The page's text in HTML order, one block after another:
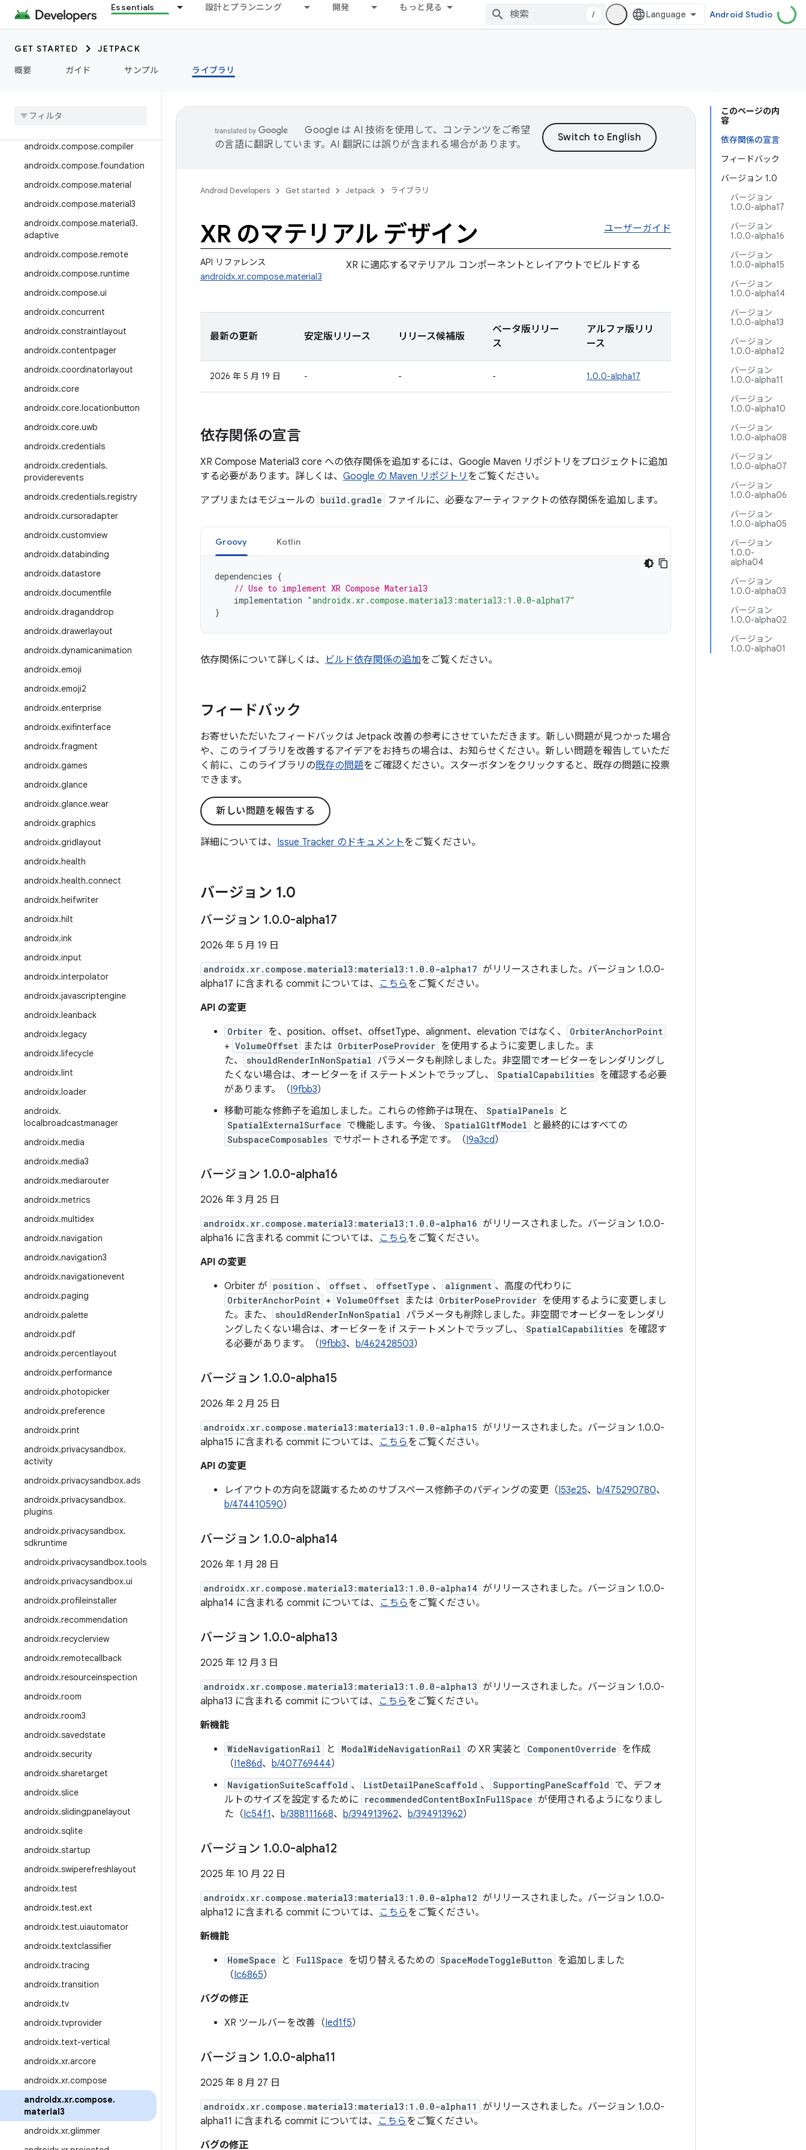
Essentials 設計とプランニング 開発 もっと見る
/ Android Studio
GET STARTED
JETPACK
概要
ガイド サンプル ライブラリ
androidx.camera.viewfinder
androidx.car
androidx.car.app
androidx.cardview
androidx.compose.compiler
androidx.compose.foundation
androidx.compose.material
androidx.compose.material3
androidx.compose.material3.
adaptive
androidx.compose.remote
androidx.compose.runtime
androidx.compose.ui
androidx.concurrent
androidx.constraintlayout
androidx.contentpager
androidx.coordinatorlayout
androidx.core
androidx.core.locationbutton
androidx.core.uwb
androidx.credentials
androidx.credentials.
providerevents
androidx.credentials.registry
androidx.cursoradapter
androidx.customview
androidx.databinding
androidx.datastore
androidx.documentfile
androidx.draganddrop
androidx.drawerlayout
androidx.dynamicanimation
androidx.emoji
androidx.emoji2
androidx.enterprise
androidx.exifinterface
androidx.fragment
androidx.games
androidx.glance
androidx.glance.wear
androidx.graphics
androidx.gridlayout
androidx.health
androidx.health.connect
androidx.heifwriter
androidx.hilt
androidx.ink
androidx.input
androidx.interpolator
androidx.javascriptengine
androidx.leanback
androidx.legacy
androidx.lifecycle
androidx.lint
androidx.loader
androidx.
localbroadcastmanager
androidx.media
androidx.media3
androidx.mediarouter
androidx.metrics
androidx.multidex
androidx.navigation
androidx.navigation3
androidx.navigationevent
androidx.paging
androidx.palette
androidx.pdf
androidx.percentlayout
androidx.performance
androidx.photopicker
androidx.preference
androidx.print
androidx.privacysandbox.
activity
androidx.privacysandbox.ads
androidx.privacysandbox.
plugins
androidx.privacysandbox.
sdkruntime
androidx.privacysandbox.tools
androidx.privacysandbox.ui
androidx.profileinstaller
androidx.recommendation
androidx.recyclerview
androidx.remotecallback
androidx.resourceinspection
androidx.room
androidx.room3
androidx.savedstate
androidx.security
androidx.sharetarget
androidx.slice
androidx.slidingpanelayout
androidx.sqlite
androidx.startup
androidx.swiperefreshlayout
androidx.test
androidx.test.ext
androidx.test.uiautomator
androidx.textclassifier
androidx.tracing
androidx.transition
androidx.tv
androidx.tvprovider
androidx.text-vertical
androidx.xr.arcore
androidx.xr.compose
androidx.xr.compose.
material3
androidx.xr.glimmer
このページの内
容
依存関係の宣言
フィードバック
バージョン 1.0
バージョン
1.0.0-alpha17
バージョン
1.0.0-alpha16
バージョン
1.0.0-alpha15
バージョン
1.0.0-alpha14
バージョン
1.0.0-alpha13
バージョン
1.0.0-alpha12
バージョン
1.0.0-alpha11
バージョン
1.0.0-alpha10
バージョン
1.0.0-alpha08
バージョン
1.0.0-alpha07
バージョン
1.0.0-alpha06
バージョン
1.0.0-alpha05
バージョン
1.0.0-
alpha04
バージョン
1.0.0-alpha03
バージョン
1.0.0-alpha02
バージョン
1.0.0-alpha01
Google は AI 技術を使用して、コンテンツをご希望
の言語に翻訳しています。AI 翻訳には誤りが含まれる場合があります。
Android Developers Get started Jetpack ライブラリ
XR のマテリアル デザイン ユーザーガイド
API リファレンス
androidx.xr.compose.material3
XR に適応するマテリアル コンポーネントとレイアウトでビルドする
最新の更新 安定版リリース リリース候補版
ベータ版リリー
ス
アルファ版リリ
ース
2026 年 5 月 19 日 - - - 1.0.0-alpha17
依存関係の宣言
XR Compose Material3 core への依存関係を追加するには、Google Maven リポジトリをプロジェクトに追加
する必要があります。詳しくは、 Google の Maven リポジトリ をご覧ください。
アプリまたはモジュールの build.gradle ファイルに、必要なアーティファクトの依存関係を追加します。
Groovy Kotlin
dependencies {
// Use to implement XR Compose Material3
implementation "androidx.xr.compose.material3:material3:1.0.0-alpha17"
}
依存関係について詳しくは、 ビルド依存関係の追加をご覧ください。
フィードバック
お寄せいただいたフィードバックは Jetpack 改善の参考にさせていただきます。新しい問題が見つかった場合
や、このライブラリを改善するアイデアをお持ちの場合は、お知らせください。新しい問題を報告していただ
く前に、このライブラリの既存の問題をご確認ください。スターボタンをクリックすると、既存の問題に投票
できます。
新しい問題を報告する
詳細については、 Issue Tracker のドキュメントをご覧ください。
バージョン 1.0
バージョン 1.0.0-alpha17
2026 年 5 月 19 日
androidx.xr.compose.material3:material3:1.0.0-alpha17 がリリースされました。バージョン 1.0.0-
alpha17 に含まれる commit については、 こちらをご覧ください。
API の変更
Orbiter を、position、offset、offsetType、alignment、elevation ではなく、 OrbiterAnchorPoint
+ VolumeOffset または OrbiterPoseProvider を使用するように変更しました。ま
た、
shouldRenderInNonSpatial パラメータも削除しました。非空間でオービターをレンダリングし
たくない場合は、オービターを if ステートメントでラップし、
SpatialCapabilities を確認する必要
があります。（I9fbb3）
移動可能な修飾子を追加しました。これらの修飾子は現在、
SpatialPanels と
SpatialExternalSurface で機能します。今後、 SpatialGltfModel と最終的にはすべての
SubspaceComposables でサポートされる予定です。（I9a3cd）
バージョン 1.0.0-alpha16
2026 年 3 月 25 日
androidx.xr.compose.material3:material3:1.0.0-alpha16 がリリースされました。バージョン 1.0.0-
alpha16 に含まれる commit については、 こちらをご覧ください。
API の変更
Orbiter が position 、 offset 、 offsetType 、 alignment 、高度の代わりに
OrbiterAnchorPoint + VolumeOffset または OrbiterPoseProvider を使用するように変更しまし
た。また、
shouldRenderInNonSpatial パラメータも削除しました。非空間でオービターをレンダリ
ングしたくない場合は、オービターを if ステートメントでラップし、
SpatialCapabilities を確認す
る必要があります。（I9fbb3、 b/462428503）
バージョン 1.0.0-alpha15
2026 年 2 月 25 日
androidx.xr.compose.material3:material3:1.0.0-alpha15 がリリースされました。バージョン 1.0.0-
alpha15 に含まれる commit については、 こちらをご覧ください。
API の変更
レイアウトの方向を認識するためのサブスペース修飾子のパディングの変更（I53e25、 b/475290780、
b/474410590）
バージョン 1.0.0-alpha14
2026 年 1 月 28 日
androidx.xr.compose.material3:material3:1.0.0-alpha14 がリリースされました。バージョン 1.0.0-
alpha14 に含まれる commit については、 こちらをご覧ください。
バージョン 1.0.0-alpha13
2025 年 12 月 3 日
androidx.xr.compose.material3:material3:1.0.0-alpha13 がリリースされました。バージョン 1.0.0-
alpha13 に含まれる commit については、 こちらをご覧ください。
新機能
WideNavigationRail と ModalWideNavigationRail の XR 実装と ComponentOverride を作成
（I1e86d、 b/407769444）
NavigationSuiteScaffold 、 ListDetailPaneScaffold 、 SupportingPaneScaffold で、デフォ
ルトのサイズを設定するために
recommendedContentBoxInFullSpace が使用されるようになりまし
た（Ic54f1、 b/388111668、 b/394913962、 b/394913962）
バージョン 1.0.0-alpha12
2025 年 10 月 22 日
androidx.xr.compose.material3:material3:1.0.0-alpha12 がリリースされました。バージョン 1.0.0-
alpha12 に含まれる commit については、 こちらをご覧ください。
新機能
HomeSpace と FullSpace を切り替えるための SpaceModeToggleButton を追加しました
（Ic6865）
バグの修正
XR ツールバーを改善（Ied1f5）
バージョン 1.0.0-alpha11
2025 年 8 月 27 日
androidx.xr.compose.material3:material3:1.0.0-alpha11
がリリースされました。バージョン 1.0.0-
alpha11 に含まれる commit については、 こちらをご覧ください。
バグの修正